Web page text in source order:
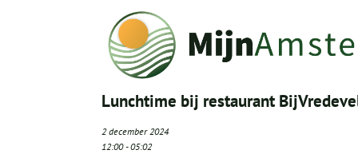
Lunchtime bij restaurant
2 december 2024
12:00-05:02